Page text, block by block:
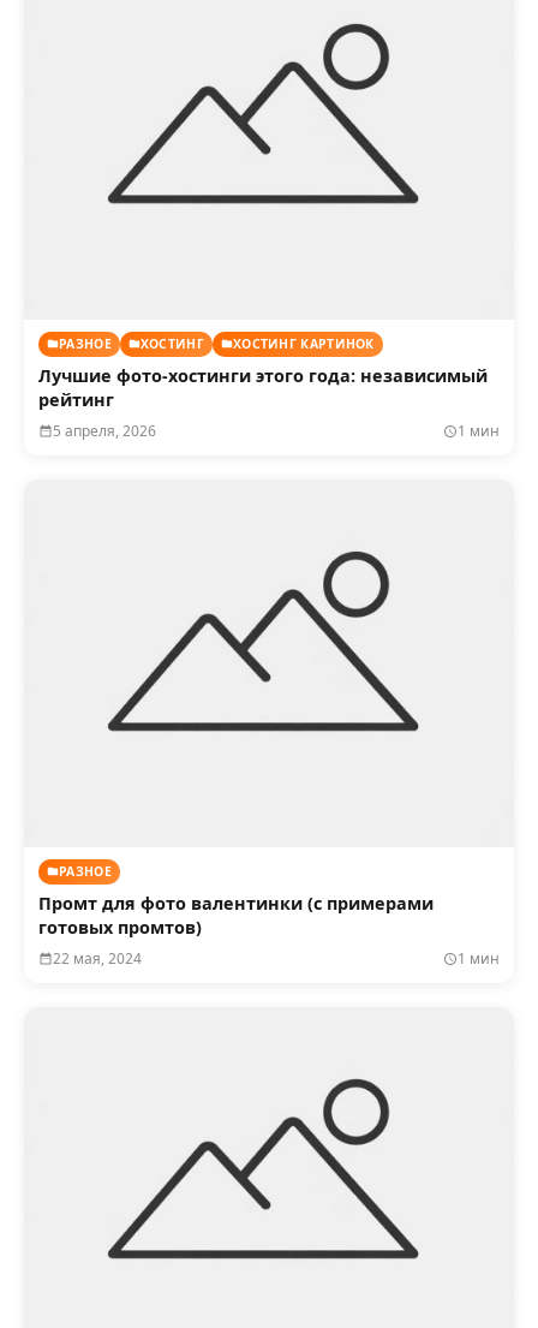
РАЗНОЕ ХОСТИНГ ХОСТИНГ КАРТИНОК
Лучшие фото-хостинги этого года: независимый
рейтинг
5 апреля, 2026 1 мин
РАЗНОЕ
Промт для фото валентинки (с примерами
готовых промтов)
22 мая, 2024 1 мин